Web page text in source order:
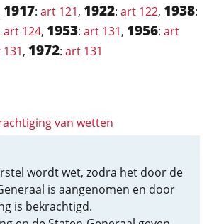
1917: art 121, 1922: art 122, 1938:
art 124, 1953: art 131, 1956: art
, 1972: art 131
van wetten
wordt wet, zodra het door de
is aangenomen en door
is bekrachtigd.